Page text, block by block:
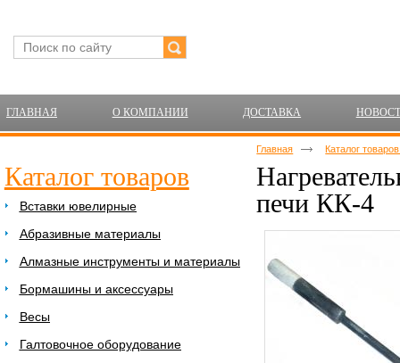
ГЛАВНАЯ О КОМПАНИИ ДОСТАВКА
Каталог товаров
Вставки ювелирные
Абразивные материалы
Алмазные инструменты и материалы
Бормашины и аксессуары
Весы
Галтовочное оборудование
Главная Каталог
печи КК-4